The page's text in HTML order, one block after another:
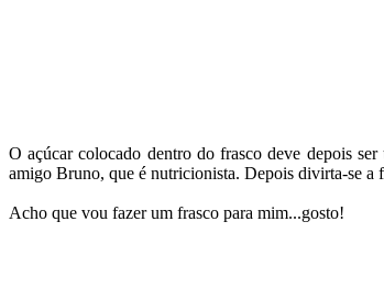
O açúcar colocado dentro do frasco deve depois
amigo Bruno, que é nutricionista. Depois divirta-se a
Acho que vou fazer um frasco para mim...gosto!